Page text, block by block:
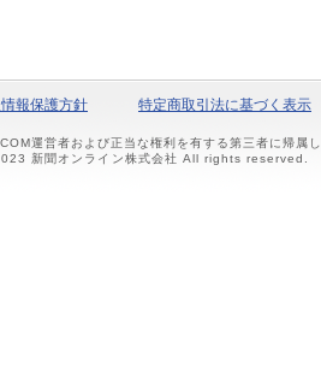
報保護方針 特定商取引法に基づく表示
運営者および正当な権利を有する第三者に帰属
新聞オンライン株式会社 All rights reserved.